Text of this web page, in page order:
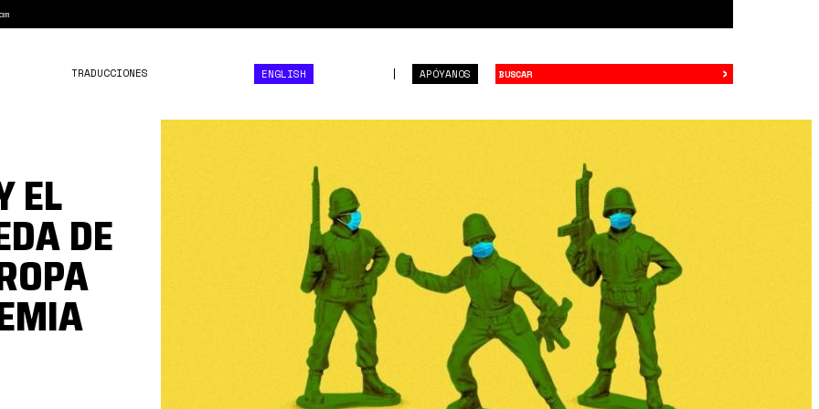
APÓYANOS
TRADUCCIONES ENGLISH ›
EL
DE